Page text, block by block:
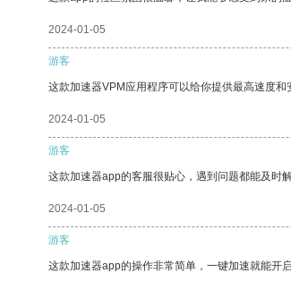
2024-01-05
游客
这款加速器VPM应用程序可以给你提供最高速度和
2024-01-05
游客
这款加速器app的客服很贴心，遇到问题都能及时
2024-01-05
游客
这款加速器app的操作非常简单，一键加速就能开启